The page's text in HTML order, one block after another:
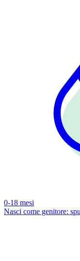
0-18 mesi
Nasci come genitore: